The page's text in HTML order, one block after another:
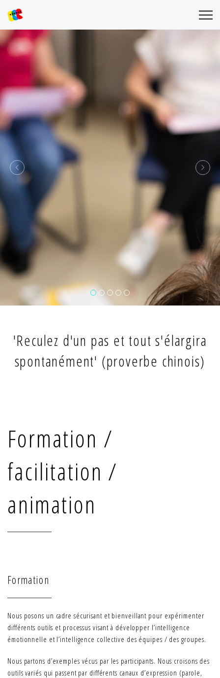
'Reculez d'un pas et tout s'élargira
spontanément' (proverbe chinois)
Formation /
facilitation /
animation
Formation
Nous posons un cadre sécurisant et bienveillant pour expérimenter
différents outils et processus visant à développer l’intelligence
émotionnelle et l’intelligence collective des équipes / des groupes.
Nous partons d’exemples vécus par les participants. Nous croisons des
outils variés qui passent par différents canaux d’expression (parole,